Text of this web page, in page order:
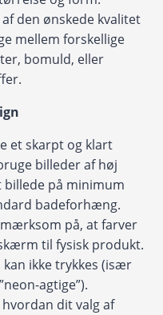
den ønskede kvalitet
mellem forskellige
bomuld, eller
et skarpt og klart
billeder af høj
billede på minimum
badeforhæng.
på, at farver
til fysisk produkt.
ikke trykkes (især
agtige”).
hvordan dit valg af